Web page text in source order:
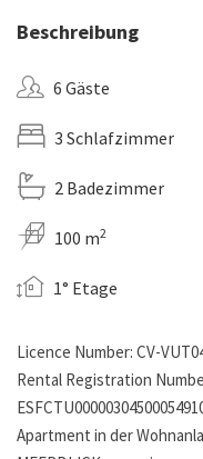
Beschreibung
6 Gäste
3 Schlafzimmer
2 Badezimmer
100 m2
1° Etage
Licence Number: CV-
Rental Registration
Apartment in der